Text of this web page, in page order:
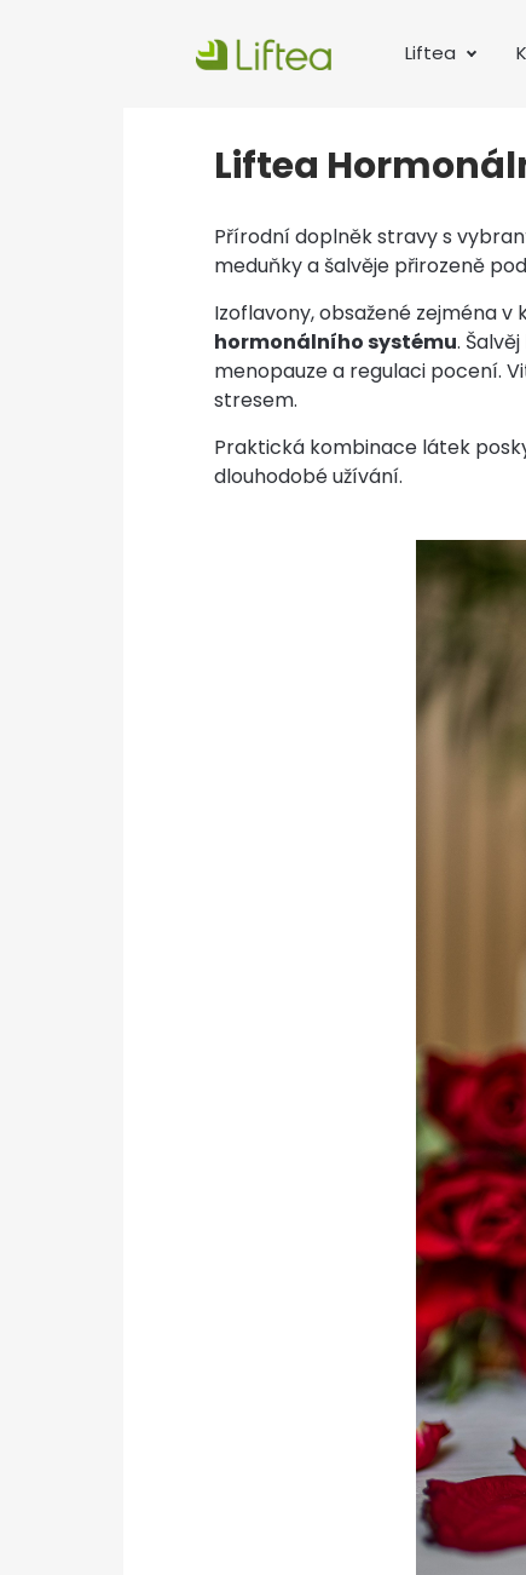
Liftea
Liftea
Přírodní doplněk stravy s
meduňky a šalvěje přirozeně
Izoflavony, obsažené zejména
hormonálního systému.
menopauze a regulaci pocení.
stresem.
Praktická kombinace látek
dlouhodobé užívání.